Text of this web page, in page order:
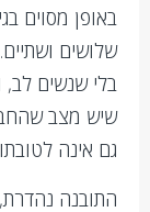
באופן מסוים
שלושים
בלי שנשים לב,
שיש מצב
גם אינה
התובנה